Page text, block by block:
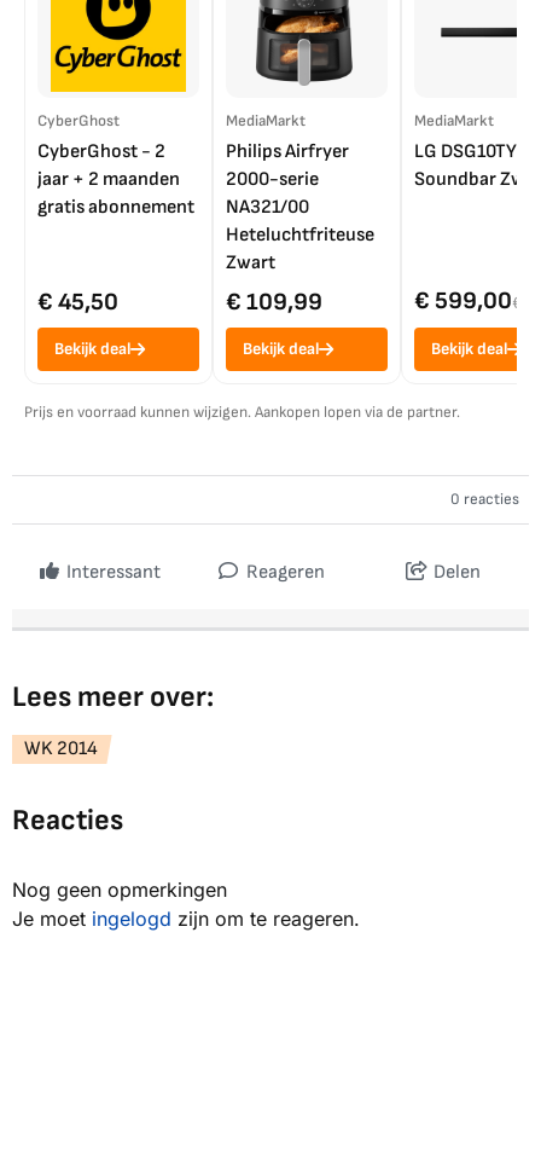
CyberGhost
CyberGhost - 2
jaar + 2 maanden
gratis abonnement
€ 45,50
Bekijk deal
MediaMarkt
Philips Airfryer
2000-serie
NA321/00
Heteluchtfriteuse
Zwart
€ 109,99
Bekijk deal
MediaMarkt
LG DSG10TY
Soundbar
€ 599,00€
Bekijk deal
Prijs en voorraad kunnen wijzigen. Aankopen lopen via de partner.
0 reacties
Interessant Reageren Delen
Lees meer over:
WK 2014
Reacties
Nog geen opmerkingen
Je moet ingelogd zijn om te reageren.